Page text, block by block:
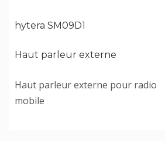
hytera SM09D1
Haut parleur externe
Haut parleur externe pour radio
mobile